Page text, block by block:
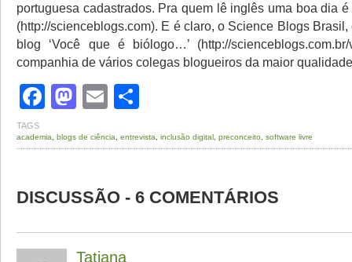
portuguesa cadastrados. Pra quem lê inglês uma boa dia
(http://scienceblogs.com). E é claro, o Science Blogs
blog ‘Você que é biólogo…’ (http://
companhia de vários colegas blogueiros da maior
Facebook
Mastodon
Email
TAGS
academia blogs de ciência entrevista inclusão digital preconceito software livre
DISCUSSÃO - 6 COMENTÁRIOS
Tatiana